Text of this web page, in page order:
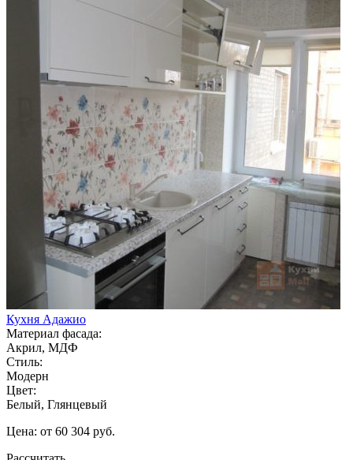
Кухня Адажио
Материал фасада:
Акрил, МДФ
Стиль:
Модерн
Цвет:
Белый, Глянцевый
Цена: от 60 304 руб.